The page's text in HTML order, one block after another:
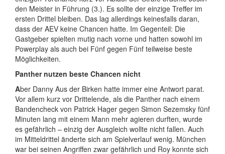
den Meister in Führung (3.). Es sollte der einzige Treffer im
ersten Drittel bleiben. Das lag allerdings keinesfalls daran,
dass der AEV keine Chancen hatte. Im Gegenteil: Die
Gastgeber spielten mutig nach vorne und hatten sowohl im
Powerplay als auch bei Fünf gegen Fünf teilweise beste
Möglichkeiten.
Panther nutzen beste Chancen nicht
Aber Danny Aus der Birken hatte immer eine Antwort parat.
Vor allem kurz vor Drittelende, als die Panther nach einem
Bandencheck von Patrick Hager gegen Simon Sezemsky fünf
Minuten lang mit einem Mann mehr agieren durften, wurde
es gefährlich – einzig der Ausgleich wollte nicht fallen. Auch
im Mitteldrittel änderte sich am Spielverlauf wenig. München
war bei seinen Angriffen zwar gefährlich und Roy konnte sich